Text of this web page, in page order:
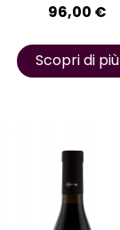
96,00 €
Scopri di più